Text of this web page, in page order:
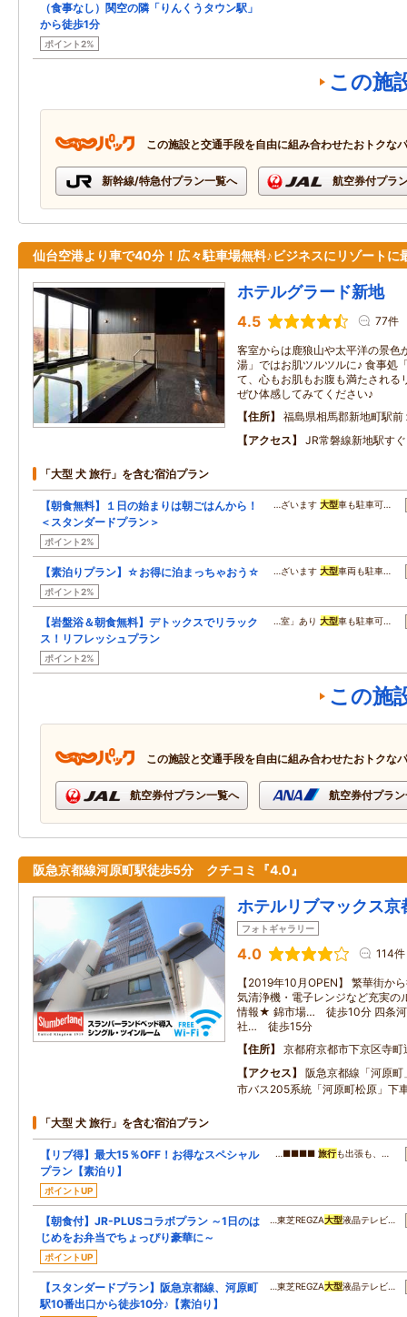
（食事なし）関空の隣「りんくうタウン駅」
から徒歩1分
ポイント2%
この施
この施設と交通手段を自由に組み合わせたおトクな
新幹線/特急付プラン一覧へ 航空券付プラ
仙台空港より車で40分！広々駐車場無料♪ビジネスにリゾートに
ホテルグラード新地
4.5 77件
客室からは鹿狼山や太平洋の景色
湯」ではお肌ツルツルに♪ 食事処
て、心もお肌もお腹も満たされ
ぜひ体感してみてください♪
住所
福島県相馬郡新地町駅前
アクセス
JR常磐線新地駅す
「大型 犬 旅行」を含む宿泊プラン
【朝食無料】１日の始まりは朝ごはんから！
＜スタンダードプラン＞
ポイント2%
…ざいます大型車も駐車可…
【素泊りプラン】☆お得に泊まっちゃおう☆
ポイント2%
…ざいます大型車両も駐車…
【岩盤浴＆朝食無料】デトックスでリラック
ス！リフレッシュプラン
ポイント2%
…室」あり大型車も駐車可…
この施
この施設と交通手段を自由に組み合わせたおトクな
航空券付プラン一覧へ 航空券付プラ
阪急京都線河原町駅徒歩5分 クチコミ『4.0』
ホテルリブマックス京
フォトギャラリー
4.0 114件
【2019年10月OPEN】 繁華街か
気清浄機・電子レンジなど充実
情報★ 錦市場… 徒歩10分 四条
社… 徒歩15分
住所
京都府京都市下京区寺
アクセス
阪急京都線「河原
市バス205系統「河原町松原」下
「大型 犬 旅行」を含む宿泊プラン
【リブ得】最大15％OFF！お得なスペシャル
プラン【素泊り】
ポイントUP
…■■■■旅行も出張も、…
【朝食付】JR-PLUSコラボプラン ～1日のは
じめをお弁当でちょっぴり豪華に～
ポイントUP
…東芝REGZA大型液晶テレビ…
【スタンダードプラン】阪急京都線、河原町
駅10番出口から徒歩10分♪【素泊り】
…東芝REGZA大型液晶テレビ…